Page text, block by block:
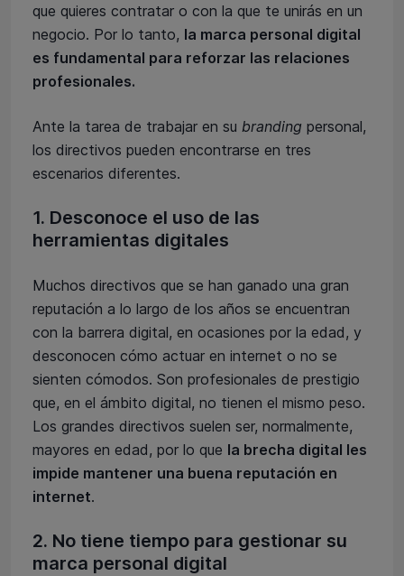
que quieres contratar o con la que te unirás en un
negocio. Por lo tanto, la marca personal digital
es fundamental para reforzar las relaciones
profesionales.
Ante la tarea de trabajar en su branding personal,
los directivos pueden encontrarse en tres
escenarios diferentes.
1. Desconoce el uso de las
herramientas digitales
Muchos directivos que se han ganado una gran
reputación a lo largo de los años se encuentran
con la barrera digital, en ocasiones por la edad, y
desconocen cómo actuar en internet o no se
sienten cómodos. Son profesionales de prestigio
que, en el ámbito digital, no tienen el mismo peso.
Los grandes directivos suelen ser, normalmente,
mayores en edad, por lo que la brecha digital les
impide mantener una buena reputación en
internet.
2. No tiene tiempo para gestionar su
marca personal digital